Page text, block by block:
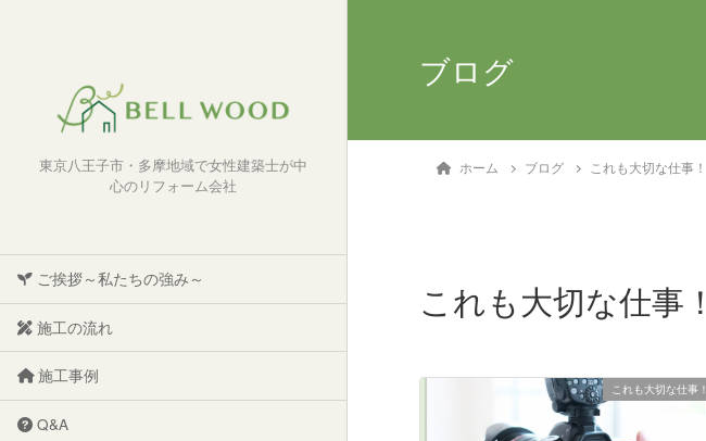
東京八王子市・多摩地域で女性建築士が中
心のリフォーム会社
ご挨拶～私たちの強み～
施工の流れ
施工事例
Q&A
ブログ
ホーム ブログ これも大切な仕事！
これも大切な仕事！
これも大切な仕事！